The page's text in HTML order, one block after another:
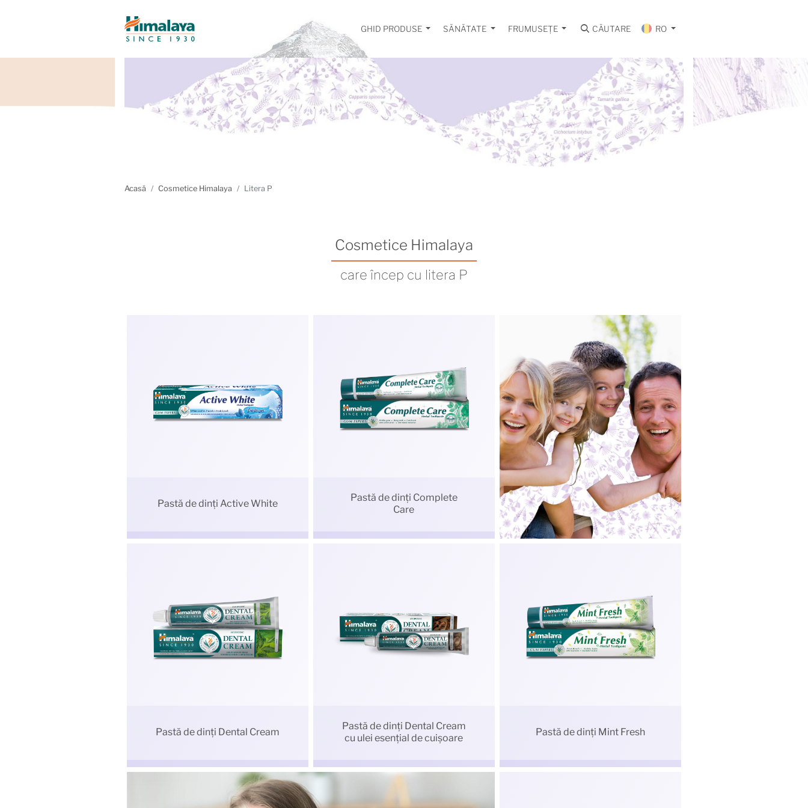
GHID PRODUSE SĂNĂTATE FRUMUSEȚE CĂUTARE RO
Acasă Cosmetice Himalaya Litera P
Cosmetice Himalaya
care încep cu litera P
Pastă de dinți Active White
Pastă de dinți Complete
Care
Pastă de dinți Dental Cream
Pastă de dinți Dental Cream
cu ulei esențial de cuișoare
Pastă de dinți Mint Fresh